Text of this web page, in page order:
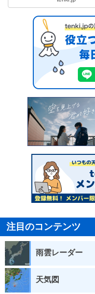
注目のコンテンツ
雨雲レーダー
天気図